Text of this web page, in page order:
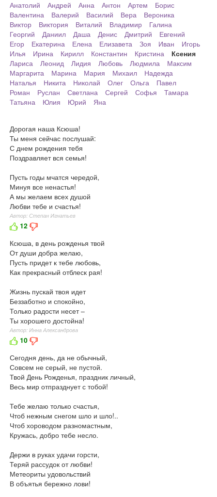
Анатолий
Андрей Анна Антон Артем
Борис
Валентина
Валерий Василий Вера
Вероника
Виктор
Виктория Виталий Владимир
Галина
Георгий
Даниил Даша Денис Дмитрий
Евгений
Егор
Екатерина Елена Елизавета Зоя Иван
Игорь
Илья
Ирина Кирилл Константин Кристина
Ксения
Лариса
Леонид Лидия Любовь Людмила
Максим
Маргарита
Марина Мария Михаил
Надежда
Наталья
Никита Николай Олег Ольга
Павел
Роман
Руслан Светлана Сергей Софья
Тамара
Татьяна
Юлия Юрий Яна
Дорогая наша Ксюша!
Ты меня сейчас послушай:
С днем рождения тебя
Поздравляет вся семья!
Пусть годы мчатся чередой,
Минуя все ненастья!
А мы желаем всех душой
Любви тебе и счастья!
Автор: Степан Игнатьев
12
Ксюша, в день рожденья твой
От души добра желаю,
Пусть придет к тебе любовь,
Как прекрасный отблеск рая!
Жизнь пускай твоя идет
Беззаботно и спокойно,
Только радости несет –
Ты хорошего достойна!
Автор: Инна Александрова
10
Сегодня день, да не обычный,
Совсем не серый, не пустой.
Твой День Рожденья, праздник личный,
Весь мир отпразднует с тобой!
Тебе желаю только счастья,
Чтоб нежным снегом шло и шло!..
Чтоб хороводом разномастным,
Кружась, добро тебе несло.
Держи в руках удачи горсти,
Теряй рассудок от любви!
Метеориты удовольствий
В объятья бережно лови!